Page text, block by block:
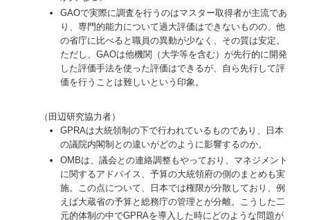
GAOで実際に調査を行うのはマスター取得者が主流であ
り、専門的能力について過大評価はできないものの、他
の省庁に比べると職員の異動が少なく、その質は安定。
ただし、GAOは他機関（大学等を含む）が先行的に開発
した評価手法を使った評価はできるが、自ら先行して評
価を行うことは難しいという印象。
（田辺研究協力者）
GPRAは大統領制の下で行われているものであり、日本
の議院内閣制との違いがどのように影響するのか。
OMBは、議会との連絡調整もやっており、マネジメント
に関するアドバイス、予算の大統領府の側のまとめも実
施。この点について、日本では権限が分散しており、例
えば大蔵省の予算と総務庁の管理とが分離。こうした二
元的体制の中でGPRAを導入した時にどのような問題が